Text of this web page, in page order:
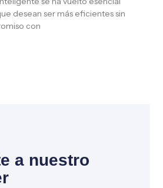
desean ser más eficientes sin
con
a nuestro